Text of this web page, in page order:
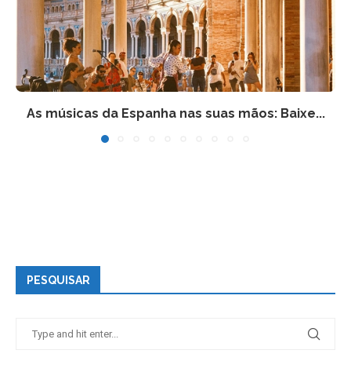
As músicas da Espanha nas suas mãos: Baixe...
PESQUISAR